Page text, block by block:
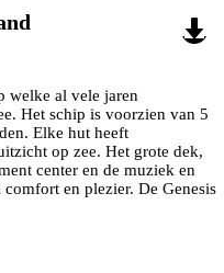
welke al vele jaren
Het schip is voorzien van 5
Elke hut heeft
op zee. Het grote dek,
center en de muziek en
en plezier. De Genesis